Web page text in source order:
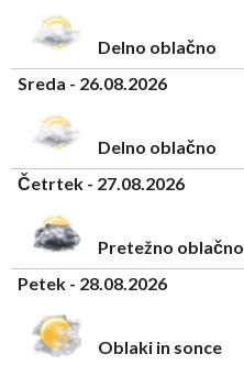
Delno oblačno
Sreda - 26.08.2026
Delno oblačno
Četrtek - 27.08.2026
Pretežno oblačno
Petek - 28.08.2026
Oblaki in sonce